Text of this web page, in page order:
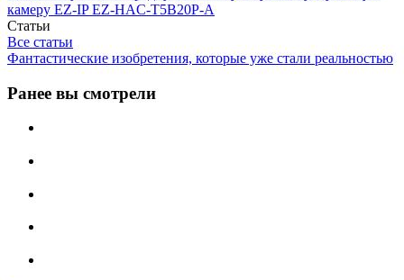
камеру EZ-IP EZ-HAC-T5B20P-A
Статьи
Все статьи
Фантастические изобретения, которые уже стали реальностью
Ранее вы смотрели